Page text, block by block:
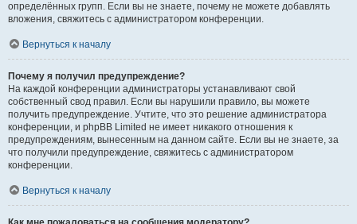
определённых групп. Если вы не знаете, почему не можете добавлять
вложения, свяжитесь с администратором конференции.
Вернуться к началу
Почему я получил предупреждение?
На каждой конференции администраторы устанавливают свой
собственный свод правил. Если вы нарушили правило, вы можете
получить предупреждение. Учтите, что это решение администратора
конференции, и phpBB Limited не имеет никакого отношения к
предупреждениям, вынесенным на данном сайте. Если вы не знаете, за
что получили предупреждение, свяжитесь с администратором
конференции.
Вернуться к началу